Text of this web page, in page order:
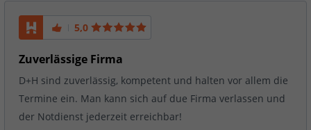
5,0
Zuverlässige Firma
D+H sind zuverlässig, kompetent und halten vor allem die
Termine ein. Man kann sich auf due Firma verlassen und
der Notdienst jederzeit erreichbar!